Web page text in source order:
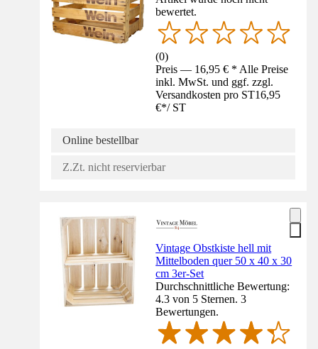
bewertet.
(0)
Preis — 16,95 € * Alle Preise
inkl. MwSt. und ggf. zzgl.
Versandkosten pro ST16,95
€*/ ST
Online bestellbar
Z.Zt. nicht reservierbar
Vintage Obstkiste hell mit
Mittelboden quer 50 x 40 x 30
cm 3er-Set
Durchschnittliche Bewertung:
4.3 von 5 Sternen. 3
Bewertungen.